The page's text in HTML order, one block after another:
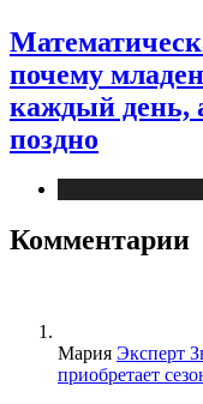
почему
каждый день,
поздно
Комментарии
Мария Эксперт
приобретает